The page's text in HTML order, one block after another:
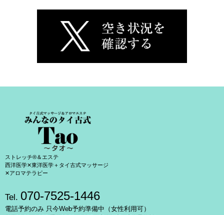
ストレッチ®＆エステ
西洋医学✕東洋医学＋タイ古式マッサージ
✕アロマテラピー
Tel. 070-7525-1446
電話予約のみ 只今Web予約準備中（女性利用可）